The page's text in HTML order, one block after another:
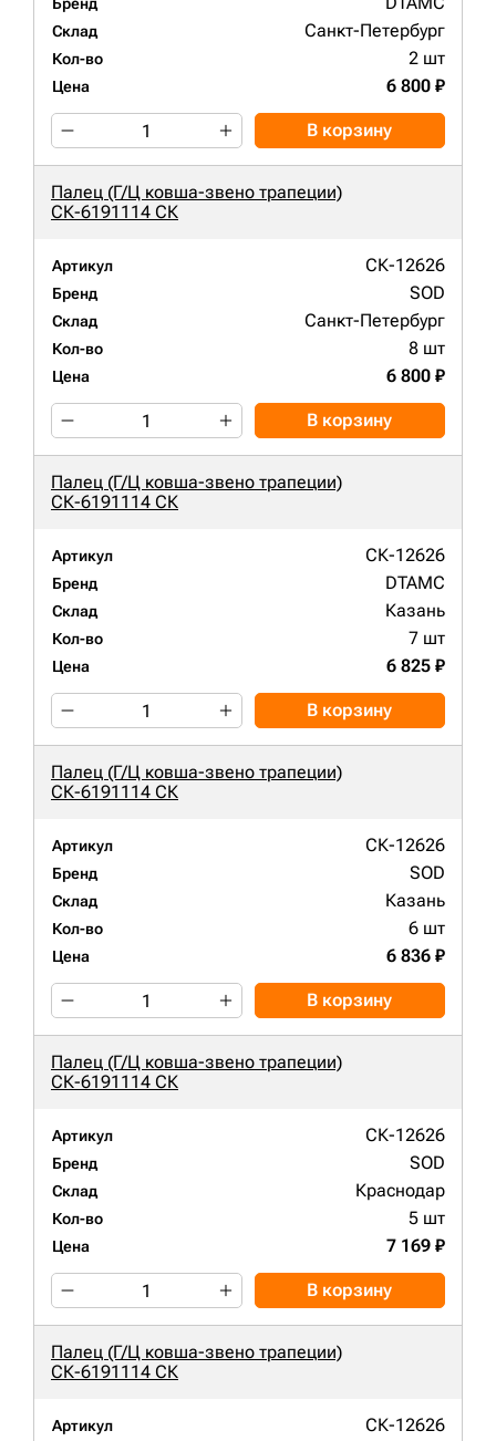
Склад Санкт-Петербург
Кол-во 2 шт
Цена 6 800 ₽
В корзину
Палец (Г/Ц ковша-звено трапеции)
СК-6191114 СК
Артикул СК-12626
Бренд SOD
Склад Санкт-Петербург
Кол-во 8 шт
Цена 6 800 ₽
В корзину
Палец (Г/Ц ковша-звено трапеции)
СК-6191114 СК
Артикул СК-12626
Бренд DTAMC
Склад Казань
Кол-во 7 шт
Цена 6 825 ₽
В корзину
Палец (Г/Ц ковша-звено трапеции)
СК-6191114 СК
Артикул СК-12626
Бренд SOD
Склад Казань
Кол-во 6 шт
Цена 6 836 ₽
В корзину
Палец (Г/Ц ковша-звено трапеции)
СК-6191114 СК
Артикул СК-12626
Бренд SOD
Склад Краснодар
Кол-во 5 шт
Цена 7 169 ₽
В корзину
Палец (Г/Ц ковша-звено трапеции)
СК-6191114 СК
Артикул СК-12626